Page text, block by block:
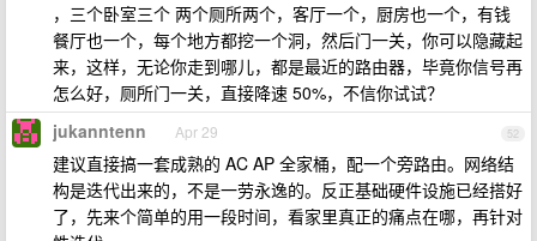
，三个卧室三个 两个厕所两个，客厅一个，厨房也一个，有钱
餐厅也一个，每个地方都挖一个洞，然后门一关，你可以隐藏起
来，这样，无论你走到哪儿，都是最近的路由器，毕竟你信号再
怎么好，厕所门一关，直接降速 50%，不信你试试？
52
jukanntenn Apr 29
建议直接搞一套成熟的 AC AP 全家桶，配一个旁路由。网络结
构是迭代出来的，不是一劳永逸的。反正基础硬件设施已经搭好
了，先来个简单的用一段时间，看家里真正的痛点在哪，再针对